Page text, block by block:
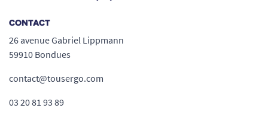
CONTACT
26 avenue Gabriel Lippmann
59910 Bondues
contact@tousergo.com
03 20 81 93 89